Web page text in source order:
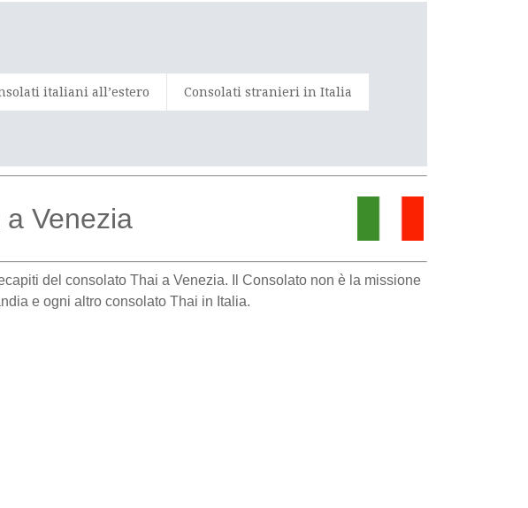
italiani all’estero Consolati stranieri in Italia
Venezia
del consolato Thai a Venezia. Il Consolato non è la missione
e ogni altro consolato Thai in Italia.